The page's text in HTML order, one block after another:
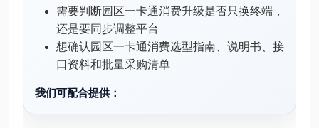
需要判断园区一卡通消费升级是否只换终端，
还是要同步调整平台
想确认园区一卡通消费选型指南、说明书、接
口资料和批量采购清单
我们可配合提供：